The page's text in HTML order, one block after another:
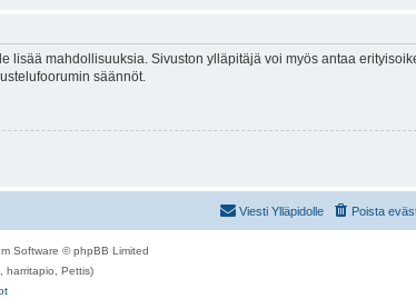
mahdollisuuksia. Sivuston ylläpitäjä voi myös antaa
säännöt.
Poista
Viesti Ylläpidolle
Software © phpBB Limited
harritapio, Pettis)